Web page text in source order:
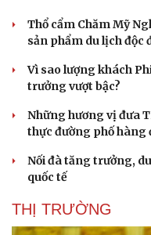
Thổ cẩm Chăm Mỹ
sản phẩm du lịch độc
Vì sao lượng khách
trưởng vượt bậc?
Những hương vị đưa
thực đường phố hàng
Nối đà tăng trưởng,
quốc tế
THỊ TRƯỜNG